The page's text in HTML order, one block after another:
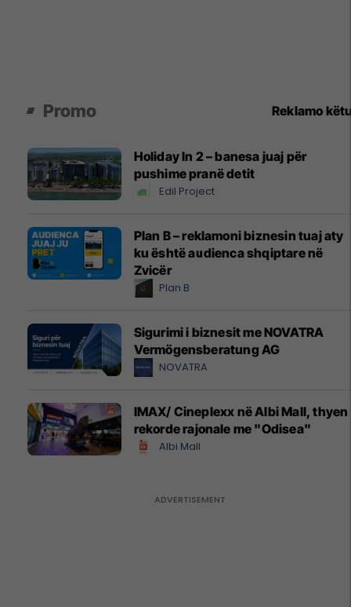
Promo Reklamo
Holiday In 2 – banesa juaj për
pushime pranë detit
Edil Project
Plan B – reklamoni biznesin tuaj aty
ku është audienca shqiptare në
Zvicër
Plan B
Sigurimi i biznesit me NOVATRA
Vermögensberatung AG
NOVATRA
IMAX/ Cineplexx në Albi Mall, thyen
rekorde rajonale me "Odisea"
Albi Mall